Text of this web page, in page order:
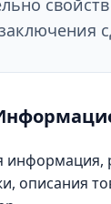
информация,
описания